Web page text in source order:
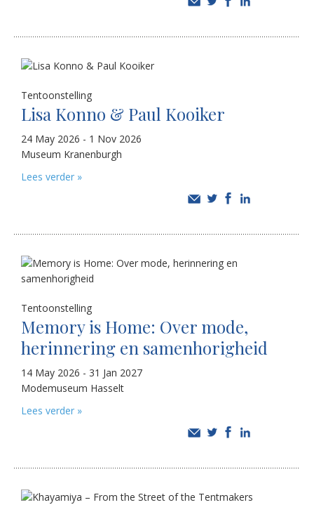
Tentoonstelling
Lisa Konno & Paul Kooiker
24 May 2026 - 1 Nov 2026
Museum Kranenburgh
Lees verder »
Tentoonstelling
Memory is Home: Over mode,
herinnering en samenhorigheid
14 May 2026 - 31 Jan 2027
Modemuseum Hasselt
Lees verder »